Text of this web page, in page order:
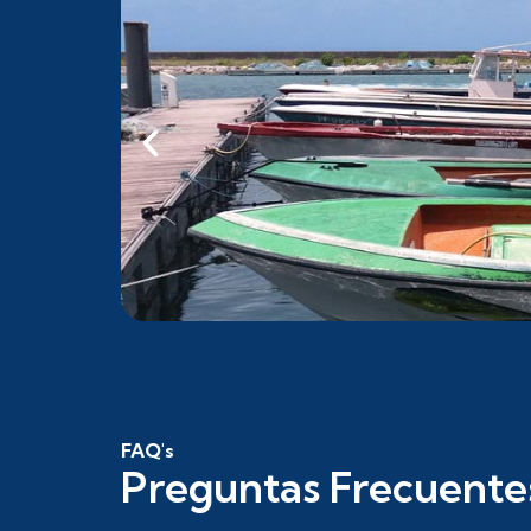
FAQ's
Preguntas